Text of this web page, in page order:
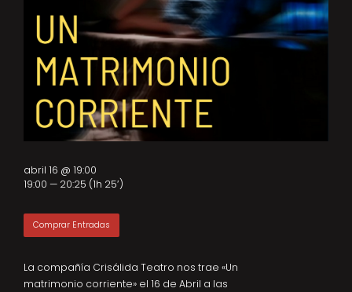
La compañía Crisálida Teatro nos trae «Un
matrimonio corriente» el 16 de Abril a las
abril 16 @ 19:00
19:00 — 20:25 (1h 25′)
Comprar Entradas